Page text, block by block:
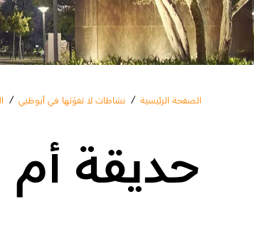
الصفحة الرئيسية / نشاطات لا تفوّتها في أبوظبي /
حديقة أم